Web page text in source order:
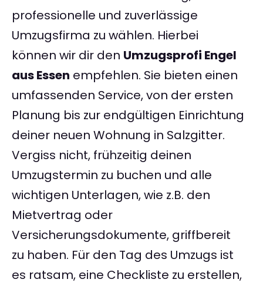
professionelle und zuverlässige
Umzugsfirma zu wählen. Hierbei
können wir dir den Umzugsprofi Engel
aus Essen empfehlen. Sie bieten einen
umfassenden Service, von der ersten
Planung bis zur endgültigen Einrichtung
deiner neuen Wohnung in Salzgitter.
Vergiss nicht, frühzeitig deinen
Umzugstermin zu buchen und alle
wichtigen Unterlagen, wie z.B. den
Mietvertrag oder
Versicherungsdokumente, griffbereit
zu haben. Für den Tag des Umzugs ist
es ratsam, eine Checkliste zu erstellen,